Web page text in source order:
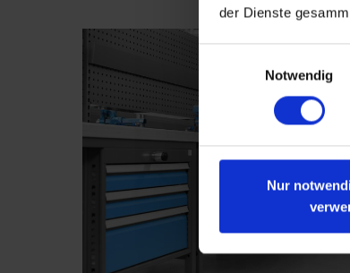
der Dienste
Notwendig
Nur